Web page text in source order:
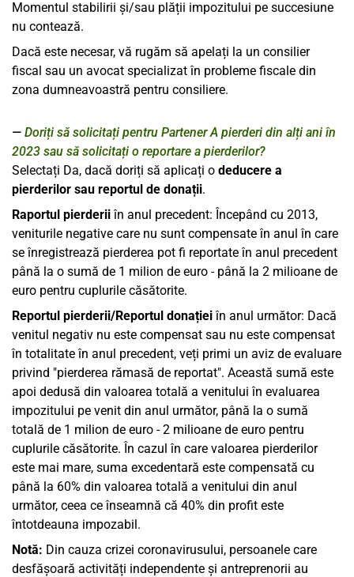
Momentul stabilirii și/sau plății impozitului pe succesiune
nu contează.
Dacă este necesar, vă rugăm să apelați la un consilier
fiscal sau un avocat specializat în probleme fiscale din
zona dumneavoastră pentru consiliere.
Doriți să solicitați pentru Partener A pierderi din alți ani în
2023 sau să solicitați o reportare a pierderilor?
Selectați Da, dacă doriți să aplicați o deducere a
pierderilor sau reportul de donații.
Raportul pierderiiîn anul precedent: Începând cu 2013,
veniturile negative care nu sunt compensate în anul în care
se înregistrează pierderea pot fi reportate în anul precedent
până la o sumă de 1 milion de euro - până la 2 milioane de
euro pentru cuplurile căsătorite.
Reportul pierderii/Reportul donațieiîn anul următor: Dacă
venitul negativ nu este compensat sau nu este compensat
în totalitate în anul precedent, veți primi un aviz de evaluare
privind "pierderea rămasă de reportat". Această sumă este
apoi dedusă din valoarea totală a venitului în evaluarea
impozitului pe venit din anul următor, până la o sumă
totală de 1 milion de euro - 2 milioane de euro pentru
cuplurile căsătorite. În cazul în care valoarea pierderilor
este mai mare, suma excedentară este compensată cu
până la 60% din valoarea totală a venitului din anul
următor, ceea ce înseamnă că 40% din profit este
întotdeauna impozabil.
Notă: Din cauza crizei coronavirusului, persoanele care
desfășoară activități independente și antreprenorii au